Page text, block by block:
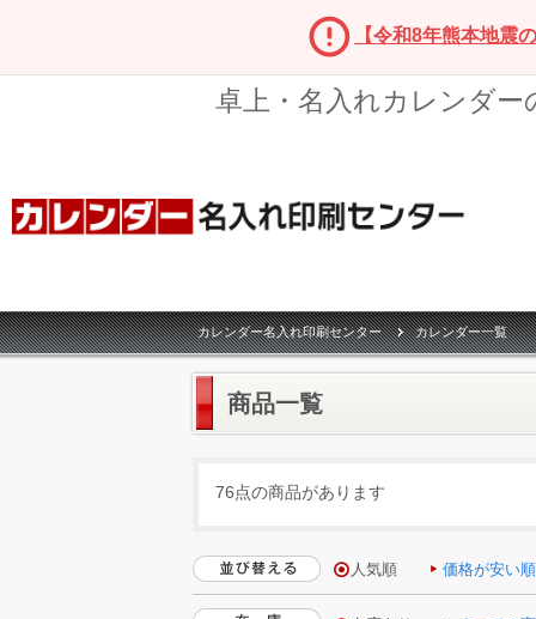
【令和8年熊本地震
卓上・名入れカレンダ
カレンダー名入れ印刷センター カレンダー一覧
商品一覧
76点の商品があります
人気順 価格が安い順